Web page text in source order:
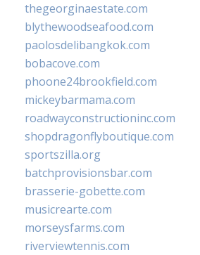
thegeorginaestate.com
blythewoodseafood.com
paolosdelibangkok.com
bobacove.com
phoone24brookfield.com
mickeybarmama.com
roadwayconstructioninc.com
shopdragonflyboutique.com
sportszilla.org
batchprovisionsbar.com
brasserie-gobette.com
musicrearte.com
morseysfarms.com
riverviewtennis.com